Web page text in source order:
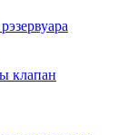
клапан